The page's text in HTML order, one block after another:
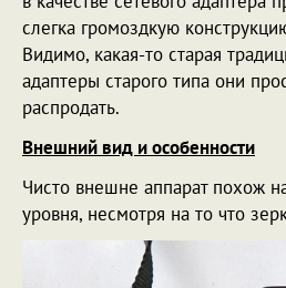
слегка громоздкую
Видимо, какая-то старая
адаптеры старого типа они
распродать.
Внешний вид и особенности
Чисто внешне аппарат похож
уровня, несмотря на то что